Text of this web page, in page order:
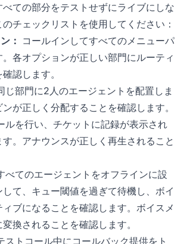
ての部分をテストせずにライブにしな
チェックリストを使用してください：
： コールインしてすべてのメニューパ
各オプションが正しい部門にルーティ
認します。
じ部門に2人のエージェントを配置しま
が正しく分配することを確認します。
ルを行い、チケットに記録が表示され
。アナウンスが正しく再生されること
べてのエージェントをオフラインに設
て、キュー閾値を過ぎて待機し、ボイ
ブになることを確認します。ボイスメ
換されることを確認します。
ストコール中にコールバック提供をト